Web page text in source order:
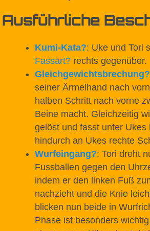
Ausführliche
Kumi-Kata?: Uke und Tori
Fassart? rechts gegenüber.
Gleichgewichtsbrechung?
seiner Ärmelhand nach
halben Schritt nach vorne
Beine macht. Gleichzeitig
gelöst und fasst unter Ukes
hindurch an Ukes rechte
Wurfeingang?: Tori dreht
Fussballen gegen den
indem er den linken Fuß
nachzieht und die Knie
blicken nun beide in
Phase ist besonders